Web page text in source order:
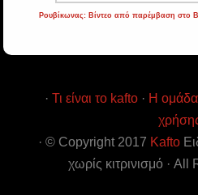
Ρουβίκωνας: Βίντεο από παρέμβαση στο
· Τι είναι το kafto · Η ομάδα
· © Copyright 2017 Kafto
χωρίς κιτρινισμό ·